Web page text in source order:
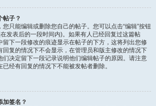
帖子？
只能编辑或删除您自己的帖子。您可以点击“编辑”按钮
发表后的一段时间内)。如果有人已经回复过这篇帖
留下一段修改的痕迹显示在帖子的下方，这将列出您修
回复的情况下不会显示，在管理员和版主修改的情况下
们决定留下一段记录说明他们编辑帖子的原因。请注意
经有回复的情况下不能被发帖者删除。
加签名？